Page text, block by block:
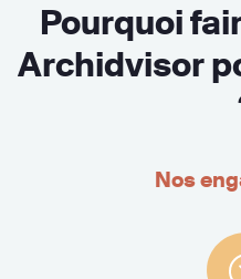
Pourquoi
Archidvisor
Nos